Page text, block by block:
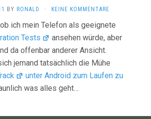
BY RONALD · KEINE KOMMENTARE
ich mein Telefon als geeignete
Tests
ansehen würde, aber
da offenbar anderer Ansicht.
jemand tatsächlich die Mühe
unter Android zum Laufen zu
was alles geht…